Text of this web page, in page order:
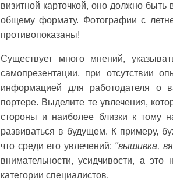
визитной карточкой, оно должно
общему формату. Фотографии с
противопоказаны!
Существует много мнений,
самопрезентации, при отсутствии
информацией для работодателя о
портере. Выделите те увлечения,
стороны и наиболее близки к тому
развиваться в будущем. К примеру,
что среди его увлечений: "вышивка,
внимательности, усидчивости, а
категории специалистов.